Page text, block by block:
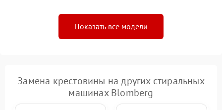
Показать все модели
Замена крестовины на других стиральных
машинах Blomberg